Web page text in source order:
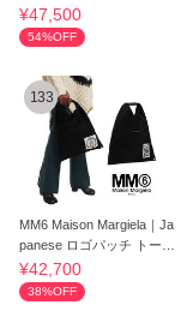
イズ Maxi
¥47,500
54%OFF
133
MM6 Maison Margiela｜Ja
panese ロゴパッチ トート
バッグ
¥42,700
38%OFF